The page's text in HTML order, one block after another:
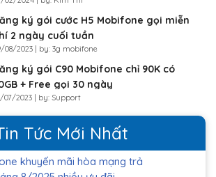
ký gói cước H5 Mobifone gọi miễn
2 ngày cuối tuần
08/2023 | by: 3g mobifone
ký gói C90 Mobifone chỉ 90K có
+ Free gọi 30 ngày
07/2023 | by: Support
Tức Mới Nhất
khuyến mãi hòa mạng trả